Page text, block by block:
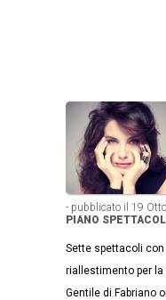
- pubblicato il 19
PIANO
Sette spettacoli
riallestimento per la
Gentile di Fabriano